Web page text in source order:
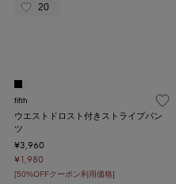
20
fifth
ウエストドロスト付きストライプパン
ツ
¥3,960
¥1,980
[50%OFFクーポン利用価格]